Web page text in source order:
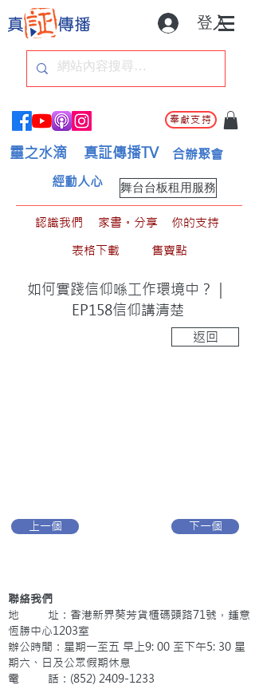
登入
奉獻支持
靈之水滴 真証傳播TV 合辦聚會
舞台台板租用服務
經動人心
認識我們 家書。分享
你的支持
表格下載
售賣點
如何實踐信仰喺工作環境中？｜
EP158信仰講清楚
返回
上一個 下一個
聯絡我們
地 址：香港新界葵芳貨櫃碼頭路71號，鍾意
恆勝中心1203室
辦公時間：星期一至五 早上9: 00 至下午5: 30 星
期六、日及公眾假期休息
電 話：(852) 2409-1233